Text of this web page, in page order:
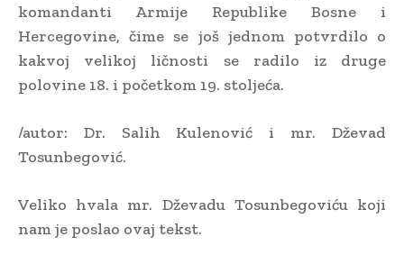
komandanti Armije Republike Bosne i
Hercegovine, čime se još jednom potvrdilo o
kakvoj velikoj ličnosti se radilo iz druge
polovine 18. i početkom 19. stoljeća.
/autor: Dr. Salih Kulenović i mr. Dževad
Tosunbegović.
Veliko hvala mr. Dževadu Tosunbegoviću koji
nam je poslao ovaj tekst.